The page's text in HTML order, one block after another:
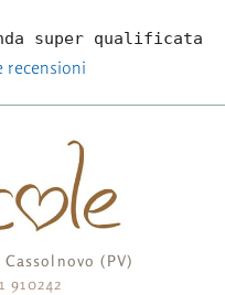
super qualificata
recensioni
Cassolnovo (PV)
910242